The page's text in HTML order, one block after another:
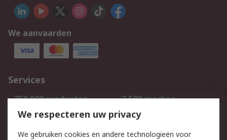
We aanvaarden
Services
750.000 producten
2.500 merken
Bestellen
Inkoopoplossingen
We respecteren uw privacy
We gebruiken cookies en andere technologieën voor